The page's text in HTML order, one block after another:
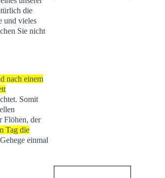
die
und vieles
Sie nicht
nach einem
Somit
Flöhen, der
Tag die
einmal